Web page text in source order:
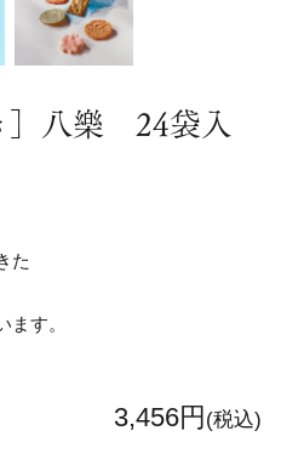
］八樂 24袋入
た
す。
3,456円 (税込)